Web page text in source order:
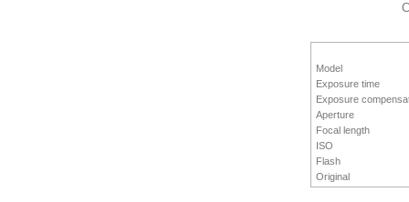
Model
Exposure time
Exposure
Aperture
Focal length
ISO
Flash
Original